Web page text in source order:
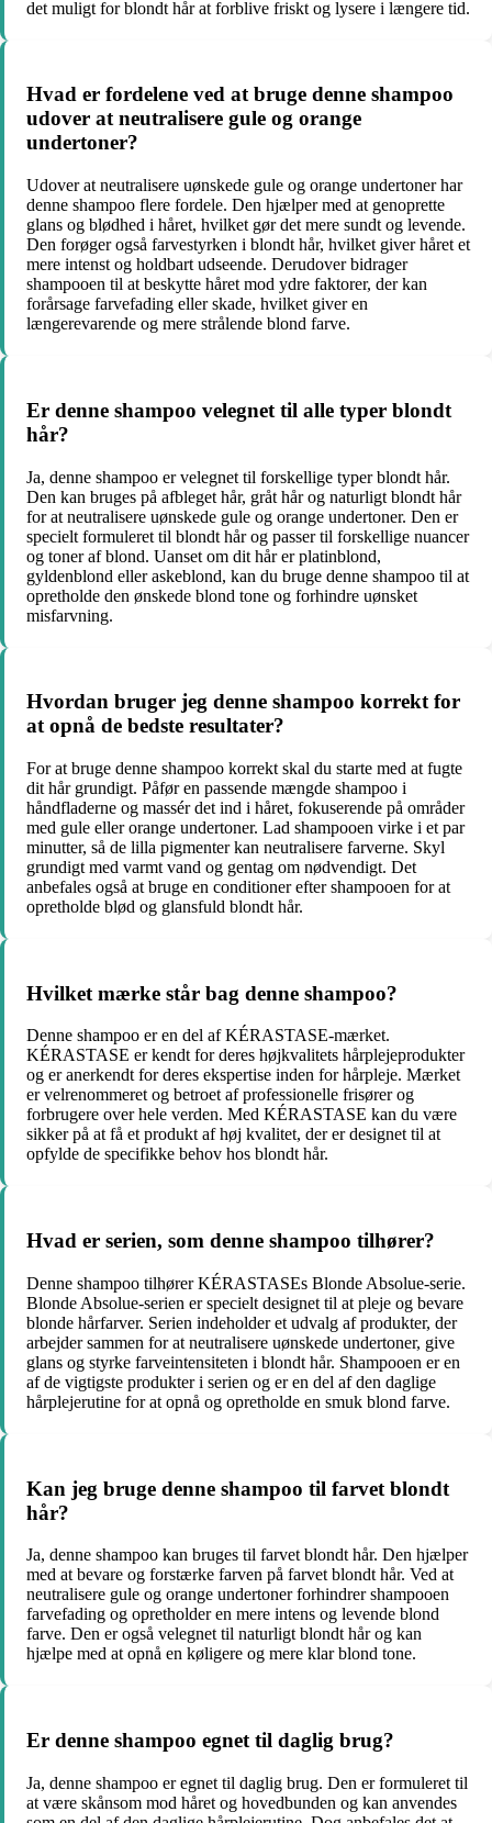
det muligt for blondt hår at forblive friskt og lysere i længere tid.
Hvad er fordelene ved at bruge denne shampoo
udover at neutralisere gule og orange
undertoner?
Udover at neutralisere uønskede gule og orange undertoner har
denne shampoo flere fordele. Den hjælper med at genoprette
glans og blødhed i håret, hvilket gør det mere sundt og levende.
Den forøger også farvestyrken i blondt hår, hvilket giver håret et
mere intenst og holdbart udseende. Derudover bidrager
shampooen til at beskytte håret mod ydre faktorer, der kan
forårsage farvefading eller skade, hvilket giver en
længerevarende og mere strålende blond farve.
Er denne shampoo velegnet til alle typer blondt
hår?
Ja, denne shampoo er velegnet til forskellige typer blondt hår.
Den kan bruges på afbleget hår, gråt hår og naturligt blondt hår
for at neutralisere uønskede gule og orange undertoner. Den er
specielt formuleret til blondt hår og passer til forskellige nuancer
og toner af blond. Uanset om dit hår er platinblond,
gyldenblond eller askeblond, kan du bruge denne shampoo til at
opretholde den ønskede blond tone og forhindre uønsket
misfarvning.
Hvordan bruger jeg denne shampoo korrekt for
at opnå de bedste resultater?
For at bruge denne shampoo korrekt skal du starte med at fugte
dit hår grundigt. Påfør en passende mængde shampoo i
håndfladerne og massér det ind i håret, fokuserende på områder
med gule eller orange undertoner. Lad shampooen virke i et par
minutter, så de lilla pigmenter kan neutralisere farverne. Skyl
grundigt med varmt vand og gentag om nødvendigt. Det
anbefales også at bruge en conditioner efter shampooen for at
opretholde blød og glansfuld blondt hår.
Hvilket mærke står bag denne shampoo?
Denne shampoo er en del af KÉRASTASE-mærket.
KÉRASTASE er kendt for deres højkvalitets hårplejeprodukter
og er anerkendt for deres ekspertise inden for hårpleje. Mærket
er velrenommeret og betroet af professionelle frisører og
forbrugere over hele verden. Med KÉRASTASE kan du være
sikker på at få et produkt af høj kvalitet, der er designet til at
opfylde de specifikke behov hos blondt hår.
Hvad er serien, som denne shampoo tilhører?
Denne shampoo tilhører KÉRASTASEs Blonde Absolue-serie.
Blonde Absolue-serien er specielt designet til at pleje og bevare
blonde hårfarver. Serien indeholder et udvalg af produkter, der
arbejder sammen for at neutralisere uønskede undertoner, give
glans og styrke farveintensiteten i blondt hår. Shampooen er en
af ​​de vigtigste produkter i serien og er en del af den daglige
hårplejerutine for at opnå og opretholde en smuk blond farve.
Kan jeg bruge denne shampoo til farvet blondt
hår?
Ja, denne shampoo kan bruges til farvet blondt hår. Den hjælper
med at bevare og forstærke farven på farvet blondt hår. Ved at
neutralisere gule og orange undertoner forhindrer shampooen
farvefading og opretholder en mere intens og levende blond
farve. Den er også velegnet til naturligt blondt hår og kan
hjælpe med at opnå en køligere og mere klar blond tone.
Er denne shampoo egnet til daglig brug?
Ja, denne shampoo er egnet til daglig brug. Den er formuleret til
at være skånsom mod håret og hovedbunden og kan anvendes